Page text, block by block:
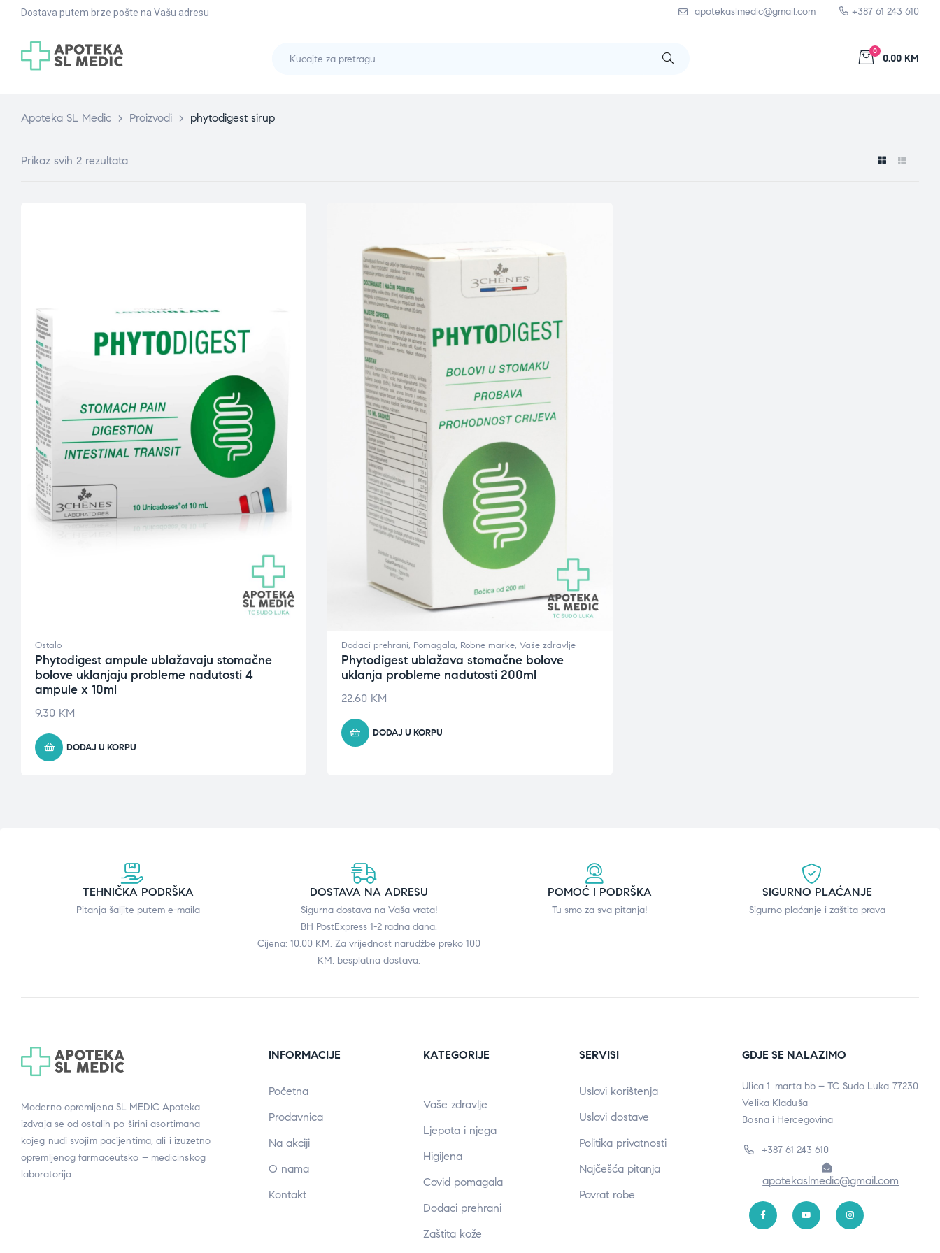
Dostava putem brze pošte na Vašu adresu apotekaslmedic@gmail.com +387 61 243 610
0
0.00 KM
Apoteka SL Medic > Proizvodi > phytodigest sirup
Prikaz svih 2 rezultata
Ostalo
Phytodigest ampule ublažavaju stomačne
bolove uklanjaju probleme nadutosti 4
ampule x 10ml
9.30 KM
DODAJ U KORPU
Dodaci prehrani, Pomagala, Robne marke, Vaše zdravlje
Phytodigest ublažava stomačne bolove
uklanja probleme nadutosti 200ml
22.60 KM
DODAJ U KORPU
TEHNIČKA PODRŠKA
Pitanja šaljite putem e-maila
DOSTAVA NA ADRESU
Sigurna dostava na Vaša vrata!
BH PostExpress 1-2 radna dana.
Cijena: 10.00 KM. Za vrijednost narudžbe preko 100
KM, besplatna dostava.
POMOĆ I PODRŠKA
Tu smo za sva pitanja!
SIGURNO PLAĆANJE
Sigurno plaćanje i zaštita prava
Moderno opremljena SL MEDIC Apoteka
izdvaja se od ostalih po širini asortimana
kojeg nudi svojim pacijentima, ali i izuzetno
opremljenog farmaceutsko – medicinskog
laboratorija.
INFORMACIJE
Početna
Prodavnica
Na akciji
O nama
Kontakt
KATEGORIJE
Vaše zdravlje
Ljepota i njega
Higijena
Covid pomagala
Dodaci prehrani
Zaštita kože
SERVISI
Uslovi korištenja
Uslovi dostave
Politika privatnosti
Najčešća pitanja
Povrat robe
GDJE SE NALAZIMO
Ulica 1. marta bb – TC Sudo Luka 77230
Velika Kladuša
Bosna i Hercegovina
+387 61 243 610
apotekaslmedic@gmail.com